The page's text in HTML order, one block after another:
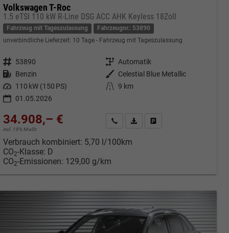
Volkswagen T-Roc
1.5 eTSI 110 kW R-Line DSG ACC AHK Keyless 18Zoll
Fahrzeug mit Tageszulassung
Fahrzeugnr.: 53890
unverbindliche Lieferzeit: 10 Tage Fahrzeug mit Tageszulassung
Fahrzeugnr. 53890 Getriebe Automatik
Kraftstoff Benzin Außenfarbe Celestial Blue Metallic
Leistung 110 kW (150 PS) Kilometerstand 9 km
01.05.2026
34.908,– €
incl. 19% MwSt.
Kontakt & Angebot anfordern
PDF-Datei, Fahrzeugexposé
Fahrzeug merken/Expose
Verbrauch kombiniert: 5,70 l/100km
CO2-Klasse: D
CO2-Emissionen: 129,00 g/km